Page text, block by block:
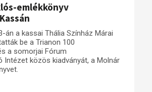
emlékkönyv
án a kassai Thália Színház Márai
be a Trianon 100
a somorjai Fórum
Intézet közös kiadványát, a Molnár